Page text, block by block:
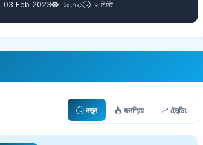
03 Feb 2023 ১০,৭২১ ২ মিনিট
নতুন জনপ্রিয় ট্রেন্ডিং